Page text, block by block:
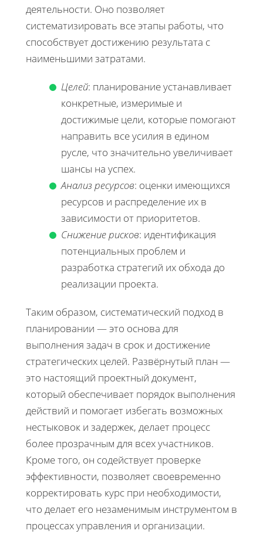
деятельности. Оно позволяет
систематизировать все этапы работы, что
способствует достижению результата с
наименьшими затратами.
Целей: планирование устанавливает
конкретные, измеримые и
достижимые цели, которые помогают
направить все усилия в едином
русле, что значительно увеличивает
шансы на успех.
Анализ ресурсов: оценки имеющихся
ресурсов и распределение их в
зависимости от приоритетов.
Снижение рисков: идентификация
потенциальных проблем и
разработка стратегий их обхода до
реализации проекта.
Таким образом, систематический подход в
планировании — это основа для
выполнения задач в срок и достижение
стратегических целей. Развёрнутый план —
это настоящий проектный документ,
который обеспечивает порядок выполнения
действий и помогает избегать возможных
нестыковок и задержек, делает процесс
более прозрачным для всех участников.
Кроме того, он содействует проверке
эффективности, позволяет своевременно
корректировать курс при необходимости,
что делает его незаменимым инструментом в
процессах управления и организации.